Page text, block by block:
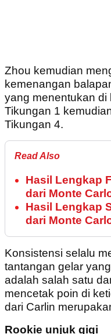
Zhou kemudian
kemenangan
yang menentukan di
Tikungan 1
Tikungan 4.
Read Also
Hasil Lengkap
dari Monte
Hasil Lengkap
dari Monte
Konsistensi selalu
tantangan gelar
adalah salah satu
mencetak poin di
dari Carlin
Rookie unjuk gigi